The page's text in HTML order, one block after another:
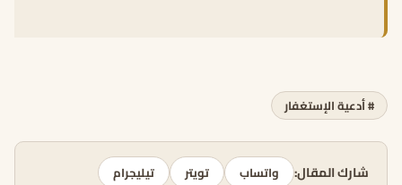
# أدعية الإستغفار
شارك المقال: واتساب تويتر
تيليجرام